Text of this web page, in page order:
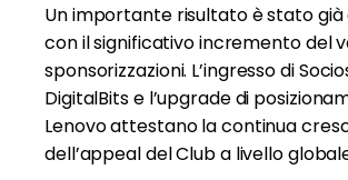
Un importante risultato è stato già
con il significativo incremento del
sponsorizzazioni. L’ingresso di
DigitalBits e l’upgrade di
Lenovo attestano la continua
dell’appeal del Club a livello